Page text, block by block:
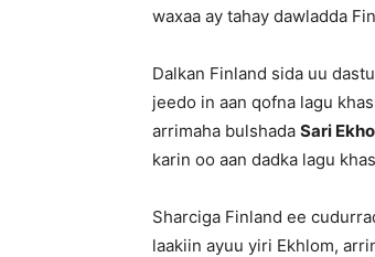
waxaa ay tahay dawladda
Dalkan Finland sida uu
jeedo in aan qofna lagu
arrimaha bulshada Sari
karin oo aan dadka lagu
Sharciga Finland ee
laakiin ayuu yiri Ekhlom,